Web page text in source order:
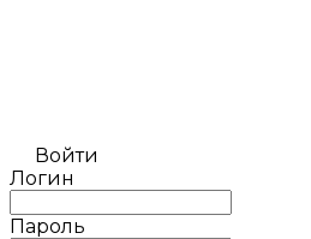
Войти
Логин
Пароль